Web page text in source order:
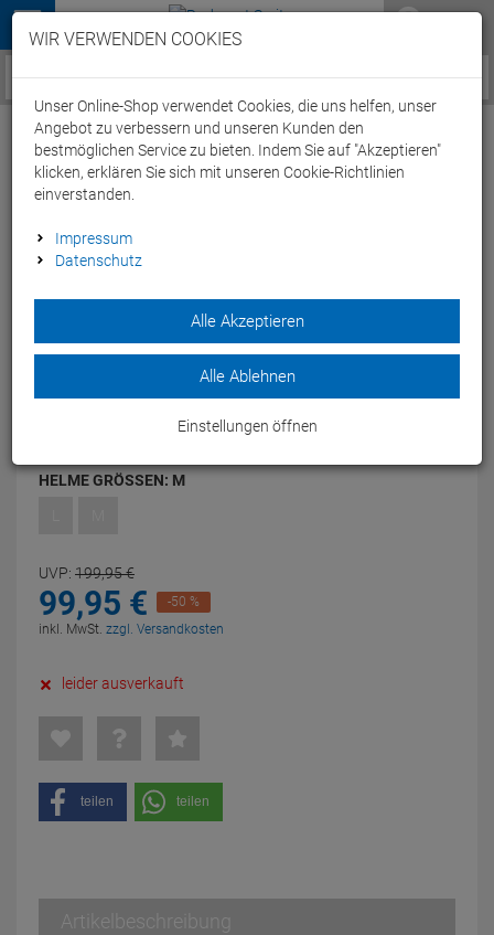
Menü
Service / Hilfe
Lazer Tardiz 2014 Helm - M white
Kaum ein anderer Zeitfahrhelm weiss mit seinen Features so
zu überzeugen wie der Lazer Tardiz.
HELME GRÖSSEN: M
UVP: 199,95€
99,95 €
-50 %
inkl. MwSt. zzgl. Versandkosten
leider ausverkauft
teilen teilen
Artikelbeschreibung
WIR VERWENDEN COOKIES
Unser Online-Shop verwendet Cookies, die uns helfen, unser
Angebot zu verbessern und unseren Kunden den
bestmöglichen Service zu bieten. Indem Sie auf "Akzeptieren"
klicken, erklären Sie sich mit unseren Cookie-Richtlinien
einverstanden.
Impressum
Datenschutz
Alle Akzeptieren
Alle Ablehnen
Einstellungen öffnen